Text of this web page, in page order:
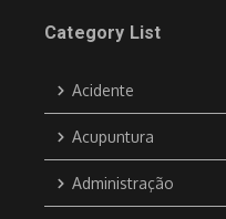
Category List
Acidente
Acupuntura
Administração